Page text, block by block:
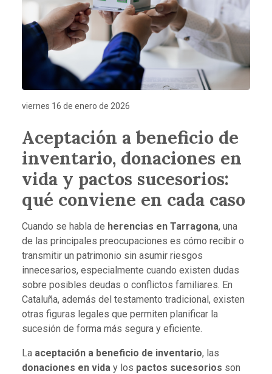
viernes 16 de enero de 2026
Aceptación a beneficio de
inventario, donaciones en
vida y pactos sucesorios:
qué conviene en cada caso
Cuando se habla de herencias en Tarragona, una
de las principales preocupaciones es cómo recibir o
transmitir un patrimonio sin asumir riesgos
innecesarios, especialmente cuando existen dudas
sobre posibles deudas o conflictos familiares. En
Cataluña, además del testamento tradicional, existen
otras figuras legales que permiten planificar la
sucesión de forma más segura y eficiente.
La aceptación a beneficio de inventario, las
donaciones en vida y los pactos sucesorios son